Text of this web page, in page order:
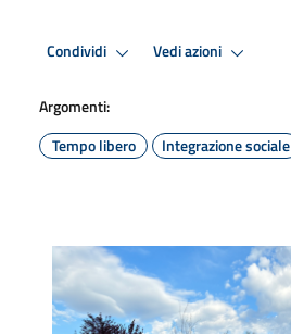
Condividi Vedi azioni
Argomenti:
Tempo libero
Integrazione sociale